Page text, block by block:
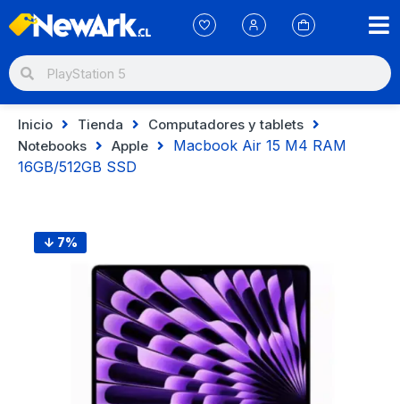
Inicio Tienda
Computadores y tablets
Notebooks
Apple
Macbook Air 15 M4 RAM
16GB/512GB SSD
↓ 7%